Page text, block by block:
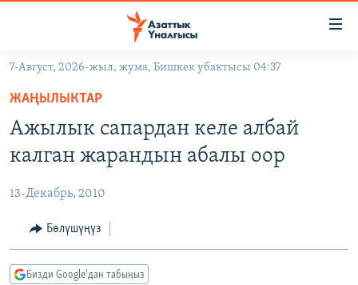
Навигацияга
өтүңүз
Издөөгө
салыңыз
ЭКОНОМИКА
МАДАНИЯТ
БОРБОР АЗИЯ
АТАЙЫН ИЛИКТӨӨ
ТВ ПРОГРАММАЛАР
7-Август, 2026-жыл, жума, Бишкек убактысы 04:37
ЖАҢЫЛЫКТАР
Ажылык сапардан келе албай
калган жарандын абалы оор
13-Декабрь, 2010
Бөлүшүңүз
Бизди Google'дан табыңыз